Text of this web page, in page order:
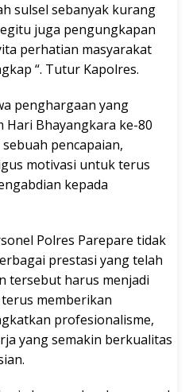
sulsel sebanyak kurang
juga pengungkapan
perhatian masyarakat
“. Tutur Kapolres.
penghargaan yang
Hari Bhayangkara ke-80
pencapaian,
motivasi untuk terus
kepada
Polres Parepare tidak
prestasi yang telah
tersebut harus menjadi
memberikan
profesionalisme,
yang semakin berkualitas